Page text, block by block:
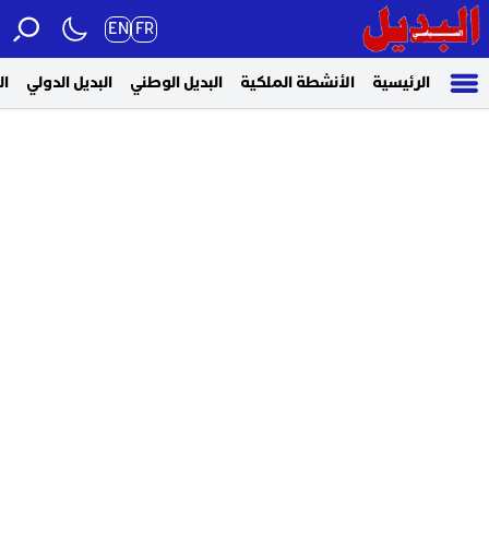
FR
EN
الرئيسية الأنشطة الملكية البديل الوطني البديل الدولي